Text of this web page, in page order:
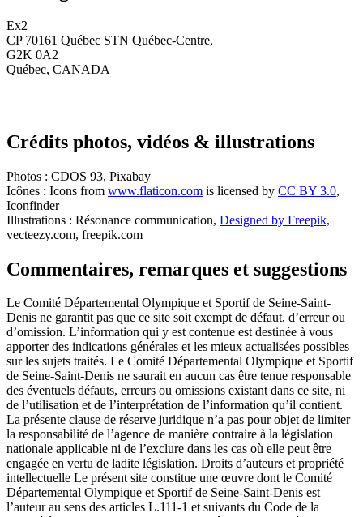
Ex2
CP 70161 Québec STN Québec-Centre,
G2K 0A2
Québec, CANADA
Crédits photos, vidéos & illustrations
Photos : CDOS 93, Pixabay
Icônes : Icons from www.flaticon.com is licensed by CC BY 3.0,
Iconfinder
Illustrations : Résonance communication, Designed by Freepik,
vecteezy.com, freepik.com
Commentaires, remarques et suggestions
Le Comité Départemental Olympique et Sportif de Seine-Saint-
Denis ne garantit pas que ce site soit exempt de défaut, d’erreur ou
d’omission. L’information qui y est contenue est destinée à vous
apporter des indications générales et les mieux actualisées possibles
sur les sujets traités. Le Comité Départemental Olympique et Sportif
de Seine-Saint-Denis ne saurait en aucun cas être tenue responsable
des éventuels défauts, erreurs ou omissions existant dans ce site, ni
de l’utilisation et de l’interprétation de l’information qu’il contient.
La présente clause de réserve juridique n’a pas pour objet de limiter
la responsabilité de l’agence de manière contraire à la législation
nationale applicable ni de l’exclure dans les cas où elle peut être
engagée en vertu de ladite législation. Droits d’auteurs et propriété
intellectuelle Le présent site constitue une œuvre dont le Comité
Départemental Olympique et Sportif de Seine-Saint-Denis est
l’auteur au sens des articles L.111-1 et suivants du Code de la